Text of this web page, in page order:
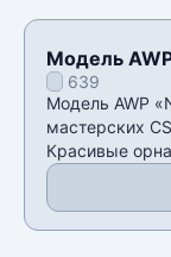
Модель
639
Модель AWP
мастерских
Красивые